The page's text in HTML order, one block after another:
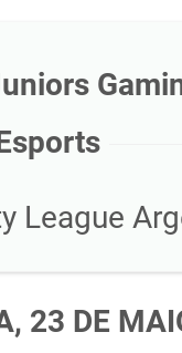
League
23 DE